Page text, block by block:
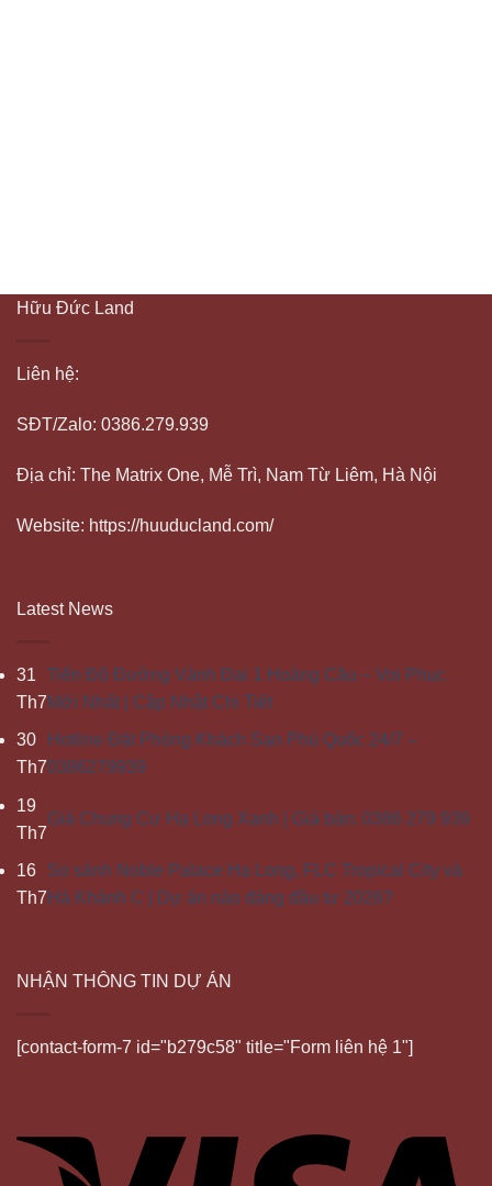
Hữu Đức Land
Liên hệ:
SĐT/Zalo: 0386.279.939
Địa chỉ: The Matrix One, Mễ Trì, Nam Từ Liêm, Hà Nội
Website: https://huuducland.com/
Latest News
31
Th7
Tiến Độ Đường Vành Đai 1 Hoàng Cầu – Voi Phục
Mới Nhất | Cập Nhật Chi Tiết
30
Th7
Hotline Đặt Phòng Khách Sạn Phú Quốc 24/7 –
0386279939
19
Th7
Giá Chung Cư Hạ Long Xanh | Giá bán: 0386 279 939
16
Th7
So sánh Noble Palace Hạ Long, FLC Tropical City và
Hà Khánh C | Dự án nào đáng đầu tư 2026?
NHẬN THÔNG TIN DỰ ÁN
[contact-form-7 id="b279c58" title="Form liên hệ 1"]